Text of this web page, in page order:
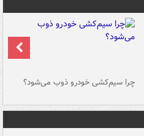
چرا سیم‌کشی خودرو ذوب می‌شود؟